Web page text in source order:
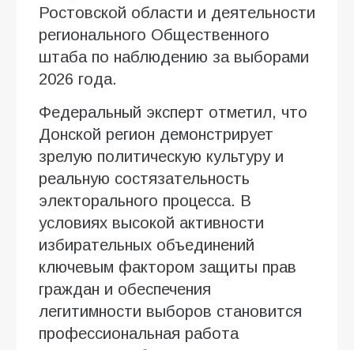
Ростовской области и деятельности
регионального Общественного
штаба по наблюдению за выборами
2026 года.
Федеральный эксперт отметил, что
Донской регион демонстрирует
зрелую политическую культуру и
реальную состязательность
электорального процесса. В
условиях высокой активности
избирательных объединений
ключевым фактором защиты прав
граждан и обеспечения
легитимности выборов становится
профессиональная работа